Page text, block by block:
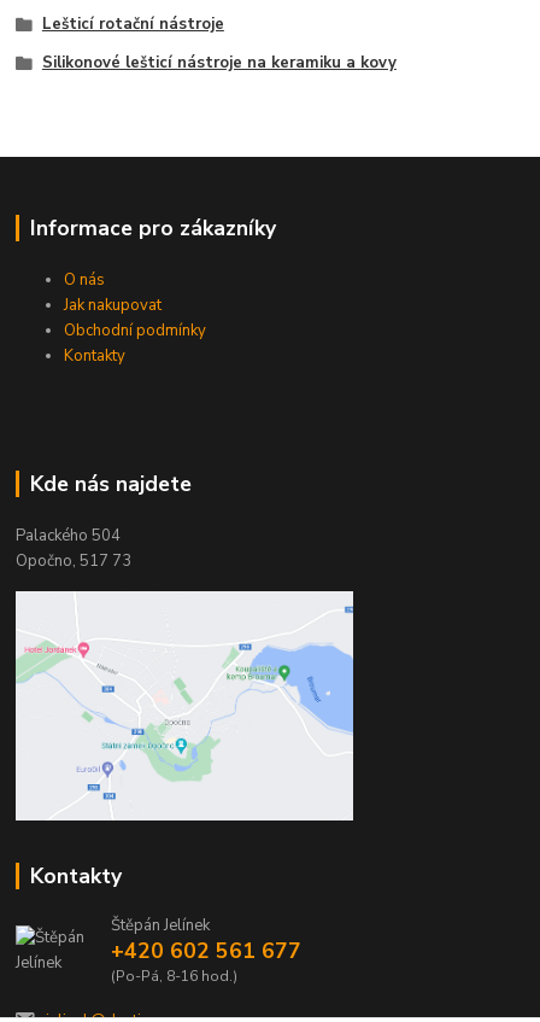
Lešticí rotační nástroje
Silikonové lešticí nástroje na keramiku a kovy
Informace pro zákazníky
O nás
Jak nakupovat
Obchodní podmínky
Kontakty
Kde nás najdete
Palackého 504
Opočno, 517 73
Kontakty
Štěpán Jelínek
+420 602 561 677
(Po-Pá, 8-16 hod.)